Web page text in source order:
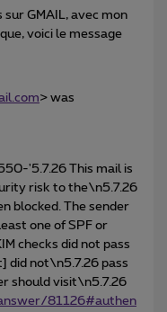
GMAIL, avec mon
voici le message
> was
'5.7.26 This mail is
risk to the\n5.7.26
blocked. The sender
one of SPF or
checks did not pass
did not\n5.7.26 pass
should visit\n5.7.26
81126#authen